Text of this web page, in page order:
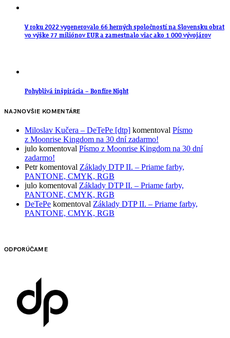
V roku 2022 vygenerovalo 66 herných spoločností na Slovensku obrat
vo výške 77 miliónov EUR a zamestnalo viac ako 1 000 vývojárov
Pohyblivá inšpirácia – Bonfire Night
NAJNOVŠIE KOMENTÁRE
Miloslav Kučera – DeTePe [dtp] komentoval Písmo
z Moonrise Kingdom na 30 dní zadarmo!
julo komentoval Písmo z Moonrise Kingdom na 30 dní
zadarmo!
Petrkomentoval Základy DTP II. – Priame farby,
PANTONE, CMYK, RGB
julo komentoval Základy DTP II. – Priame farby,
PANTONE, CMYK, RGB
DeTePe komentoval Základy DTP II. – Priame farby,
PANTONE, CMYK, RGB
ODPORÚČAME